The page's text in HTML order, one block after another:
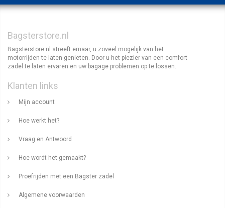
Bagsterstore.nl
Bagsterstore.nl streeft ernaar, u zoveel mogelijk van het
motorrijden te laten genieten. Door u het plezier van een comfort
zadel te laten ervaren en uw bagage problemen op te lossen.
Klanten links
Mijn account
Hoe werkt het?
Vraag en Antwoord
Hoe wordt het gemaakt?
Proefrijden met een Bagster zadel
Algemene voorwaarden